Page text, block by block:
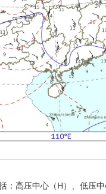
高压中心（H）、低压